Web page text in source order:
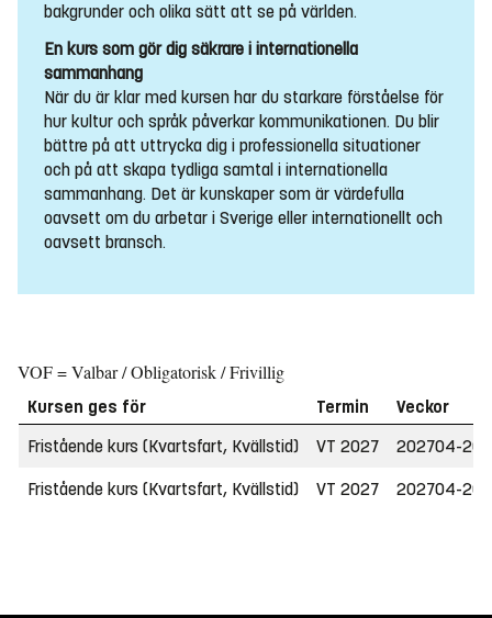
bakgrunder och olika sätt att se på världen.
En kurs som gör dig säkrare i internationella
sammanhang
När du är klar med kursen har du starkare förståelse för
hur kultur och språk påverkar kommunikationen. Du blir
bättre på att uttrycka dig i professionella situationer
och på att skapa tydliga samtal i internationella
sammanhang. Det är kunskaper som är värdefulla
oavsett om du arbetar i Sverige eller internationellt och
oavsett bransch.
VOF = Valbar / Obligatorisk / Frivillig
Kursen ges för Termin
Veckor
Fristående kurs (Kvartsfart, Kvällstid)
VT 2027 202704-
Fristående kurs (Kvartsfart, Kvällstid) VT 2027 202704-